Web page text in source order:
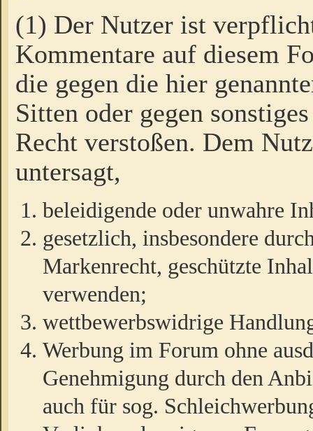
(1) Der Nutzer ist
Kommentare auf diesem
die gegen die hier
Sitten oder gegen
Recht verstoßen. Dem
untersagt,
beleidigende oder unwahre
gesetzlich, insbesondere
Markenrecht, geschützte
verwenden;
wettbewerbswidrige
Werbung im Forum ohne
Genehmigung durch den
auch für sog.